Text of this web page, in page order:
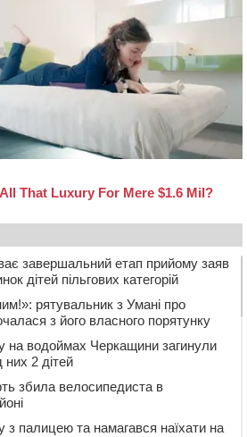
завершальний етап прийому заяв
дітей пільгових категорій
рятувальник з Умані про
з його власного порятунку
на водоймах Черкащини загинули
2 дітей
збила велосипедиста в
з палицею та намагався наїхати на